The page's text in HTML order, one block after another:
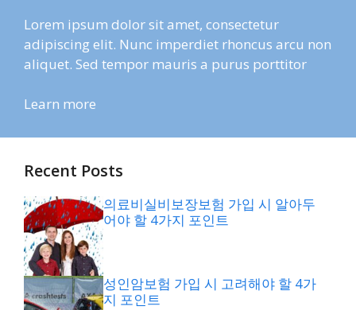
Lorem ipsum dolor sit amet, consectetur
adipiscing elit. Nunc imperdiet rhoncus arcu non
aliquet. Sed tempor mauris a purus porttitor
Learn more
Recent Posts
의료비실비보장보험 가입 시 알아두
어야 할 4가지 포인트
성인암보험 가입 시 고려해야 할 4가
지 포인트